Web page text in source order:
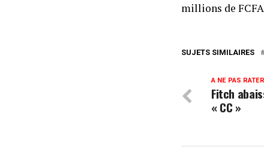
millions de
SUJETS SIMILAIRES
A NE PAS RATER
Fitch
« CC »